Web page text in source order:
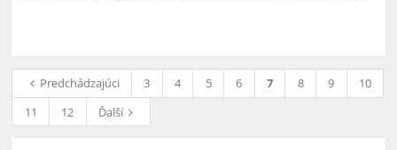
Predchádzajúci 3 4 5 6 7 8 9
10
11
12 Ďalší